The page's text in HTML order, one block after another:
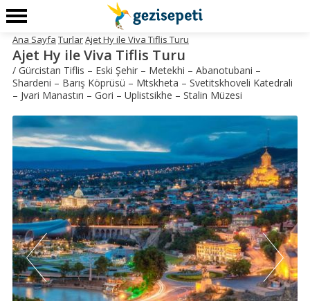
Ana Sayfa TurlarAjet Hy ile Viva Tiflis Turu
Ajet Hy ile Viva Tiflis Turu
/ Gürcistan Tiflis – Eski Şehir – Metekhi – Abanotubani –
Shardeni – Barış Köprüsü – Mtskheta – Svetitskhoveli Katedrali
– Jvari Manastırı – Gori – Uplistsikhe – Stalin Müzesi